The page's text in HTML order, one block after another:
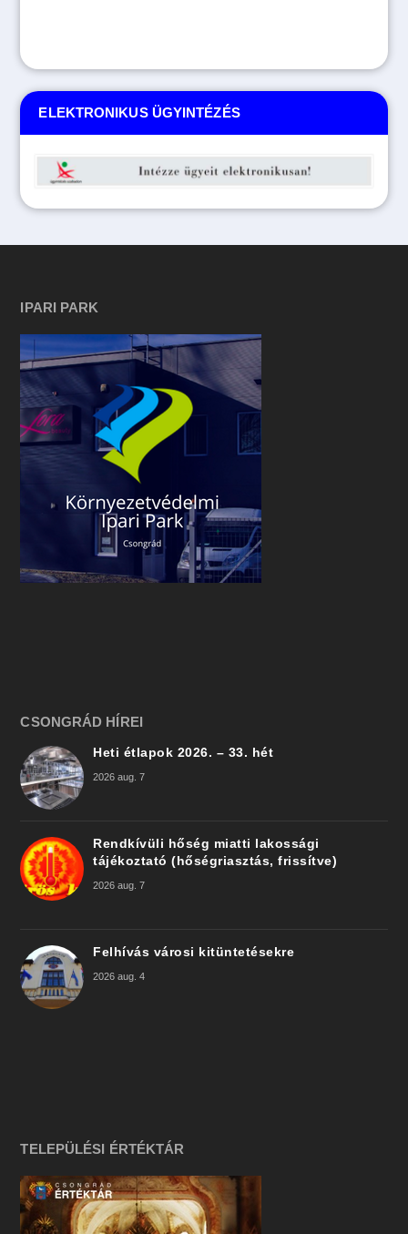
ELEKTRONIKUS ÜGYINTÉZÉS
IPARI PARK
CSONGRÁD HÍREI
Heti étlapok 2026. – 33. hét
2026 aug. 7
Rendkívüli hőség miatti lakossági
tájékoztató (hőségriasztás, frissítve)
2026 aug. 7
Felhívás városi kitüntetésekre
2026 aug. 4
TELEPÜLÉSI ÉRTÉKTÁR